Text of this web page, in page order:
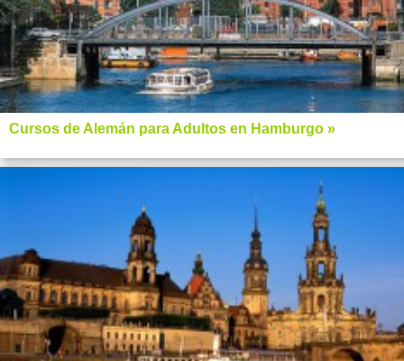
Cursos de Alemán para Adultos en Hamburgo »